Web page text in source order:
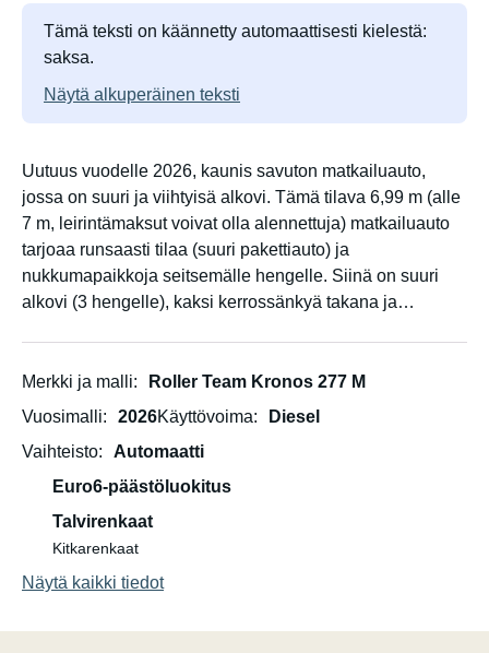
Tämä teksti on käännetty automaattisesti kielestä:
saksa.
Näytä alkuperäinen teksti
Uutuus vuodelle 2026, kaunis savuton matkailuauto,
jossa on suuri ja viihtyisä alkovi. Tämä tilava 6,99 m (alle
7 m, leirintämaksut voivat olla alennettuja) matkailuauto
tarjoaa runsaasti tilaa (suuri pakettiauto) ja
nukkumapaikkoja seitsemälle hengelle. Siinä on suuri
alkovi (3 hengelle), kaksi kerrossänkyä takana ja
ansiosta. Kaksi pöytää (yksi kahdelle, toinen neljälle)
tarjoavat lukuisia istumavaihtoehtoja. Markiisi ja
Asuntovaunussa on myös televisio integroidulla DVD-
soittimella. Televisio voidaan liittää hotspotin tai Wi-Fi:n
Jos vuokraat grillin, mukana tulee myös käytännöllinen
Merkki ja malli
Roller Team Kronos 277 M
Vuosimalli
2026Käyttövoima
Diesel
Vaihteisto
Automaatti
Euro6-päästöluokitus
Talvirenkaat
Kitkarenkaat
Näytä kaikki tiedot